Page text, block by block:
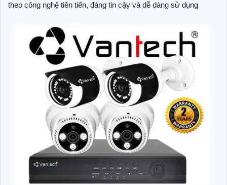
theo công nghệ tiên tiến, đáng tin cậy và dễ dàng sử dụng